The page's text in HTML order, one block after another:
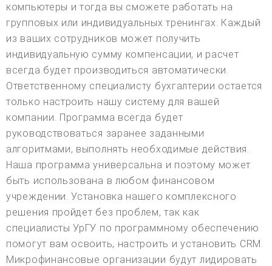
компьютеры и тогда вы сможете работать на
групповых или индивидуальных тренингах. Каждый
из ваших сотрудников может получить
индивидуальную сумму компенсации, и расчет
всегда будет производиться автоматически.
Ответственному специалисту бухгалтерии остается
только настроить нашу систему для вашей
компании. Программа всегда будет
руководствоваться заранее заданными
алгоритмами, выполнять необходимые действия.
Наша программа универсальна и поэтому может
быть использована в любом финансовом
учреждении. Установка нашего комплексного
решения пройдет без проблем, так как
специалисты УрГУ по программному обеспечению
помогут вам освоить, настроить и установить CRM.
Микрофинансовые организации будут лидировать